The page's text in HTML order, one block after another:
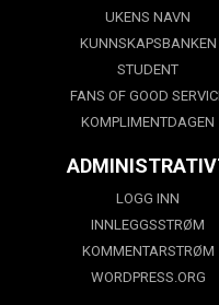
UKENS NAVN
KUNNSKAPSBANKEN
STUDENT
FANS OF GOOD
KOMPLIMENTDAGEN
LOGG INN
INNLEGGSSTRØM
KOMMENTARSTRØM
WORDPRESS.ORG